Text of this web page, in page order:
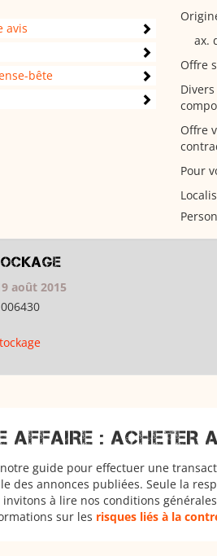
avis
bête
Offre
Offre
Pour
août 2015
AFFAIRE : ACHETER
guide pour effectuer une
des annonces publiées. Seule la
invitons à lire nos conditions
sur les risques liés à la